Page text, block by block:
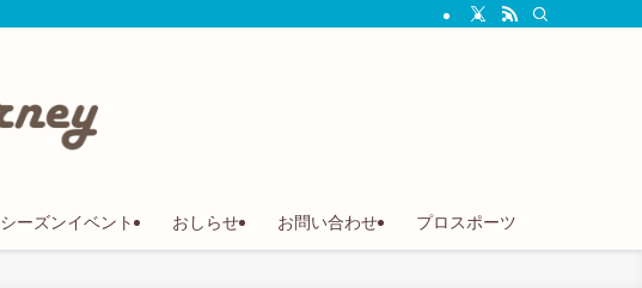
シーズンイベント おしらせ お問い合わせ プロスポーツ